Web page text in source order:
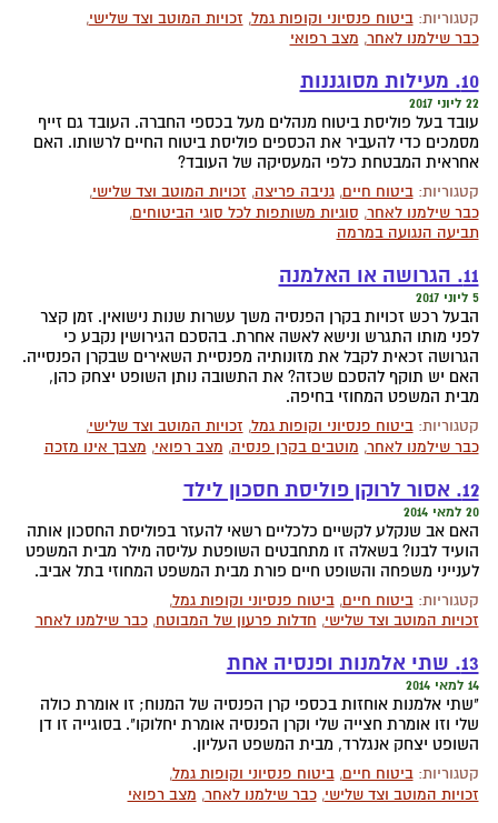
קטגוריות:ביטוח פנסיוני וקופות גמל, זכויות המוטב וצד שלישי,
כבר שילמנו לאחר, מצב רפואי
10. מעילות מסוגננות
22 ליוני 2017
עובד בעל פוליסת ביטוח מנהלים מעל בכספי החברה. העובד גם זייף
מסמכים כדי להעביר את הכספים פוליסת ביטוח החיים לרשותו. האם
אחראית המבטחת כלפי המעסיקה של העובד?
קטגוריות:ביטוח חיים,גניבה פריצה, זכויות המוטב וצד שלישי,
כבר שילמנו לאחר, סוגיות משותפות לכל סוגי הביטוחים,
תביעה הנגועה במרמה
11. הגרושה או האלמנה
5 ליוני 2017
הבעל רכש זכויות בקרן הפנסיה משך עשרות שנות נישואין. זמן קצר
לפני מותו התגרש ונישא לאשה אחרת. בהסכם הגירושין נקבע כי
הגרושה זכאית לקבל את מזונותיה מפנסיית השאירים שבקרן הפנסייה.
האם יש תוקף להסכם שכזה? את התשובה נותן השופט יצחק כהן,
מבית המשפט המחוזי בחיפה.
קטגוריות:ביטוח פנסיוני וקופות גמל, זכויות המוטב וצד שלישי,
כבר שילמנו לאחר, מוטבים בקרן פנסיה, מצב רפואי, מצבך אינו מזכה
12. אסור לרוקן פוליסת חסכון לילד
20 למאי 2014
האם אב שנקלע לקשיים כלכליים רשאי להעזר בפוליסת החסכון אותה
הועיד לבנו? בשאלה זו מתחבטים השופטת עליסה מילר מבית המשפט
לענייני משפחה והשופט חיים פורת מבית המשפט המחוזי בתל אביב.
קטגוריות:ביטוח חיים,ביטוח פנסיוני וקופות גמל,
זכויות המוטב וצד שלישי, חדלות פרעון של המבוטח,כבר שילמנו לאחר
13. שתי אלמנות ופנסיה אחת
14 למאי 2014
"שתי אלמנות אוחזות בכספי קרן הפנסיה של המנוח; זו אומרת כולה
שלי וזו אומרת חצייה שלי וקרן הפנסיה אומרת יחלוקו". בסוגייה זו דן
השופט יצחק אנגלרד, מבית המשפט העליון.
קטגוריות:ביטוח חיים,ביטוח פנסיוני וקופות גמל,
זכויות המוטב וצד שלישי,כבר שילמנו לאחר, מצב רפואי